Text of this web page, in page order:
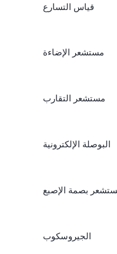
قياس التسارع
مستشعر الإضاءة
مستشعر التقارب
البوصلة الإلكترونية
بصمة الإصبع
الجيروسكوب